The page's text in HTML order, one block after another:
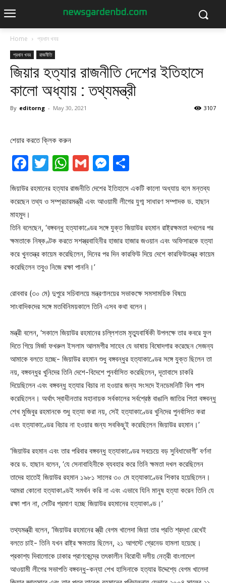
Home প্রধান খবর
প্রধান খবর রাজনীতি
জিয়ার হত্যার রাজনীতি দেশের ইতিহাসে
কালো অধ্যায় : তথ্যমন্ত্রী
By editorng - May 30, 2021 3107
শেয়ার করতে ক্লিক করুন
Facebook
Twitter
WhatsApp
GmailMessenger
জিয়াউর রহমানের হত্যার রাজনীতি দেশের ইতিহাসে একটি কালো অধ্যায় বলে মন্তব্য
করেছেন তথ্য ও সম্প্রচারমন্ত্রী এবং আওয়ামী লীগের যুগ্ম সাধারণ সম্পাদক ড. হাছান
মাহমুদ।
তিনি বলেছেন, ‘বঙ্গবন্ধু হত্যাকাণ্ডের সঙ্গে যুক্ত জিয়াউর রহমান রাষ্ট্রক্ষমতা দখলের পর
ক্ষমতাকে নিষ্কণ্টক করতে সশস্ত্রবাহিনীর হাজার হাজার জওয়ান এবং অফিসারকে হত্যা
করে খুনতন্ত্র কায়েম করেছিলেন, দিনের পর দিন কারফিউ দিয়ে দেশে কারফিউতন্ত্র কায়েম
করেছিলেন তবুও নিজে রক্ষা পাননি।’
রোববার (৩০ মে) দুপুরে সচিবালয়ে মন্ত্রণালয়ের সভাকক্ষে সমসাময়িক বিষয়ে
সাংবাদিকদের সঙ্গে মতবিনিময়কালে তিনি এসব কথা বলেন।
মন্ত্রী বলেন, ‘সকালে জিয়াউর রহমানের চল্লিশতম মৃত্যুবার্ষিকী উপলক্ষে তার কবরে ফুল
দিতে গিয়ে মির্জা ফখরুল ইসলাম আলমগীর সাহেব যে ভাষায় বিষোদগার করেছেন সেজন্য
আমাকে বলতে হচ্ছে- জিয়াউর রহমান শুধু বঙ্গবন্ধুর হত্যাকাণ্ডের সঙ্গে যুক্ত ছিলেন তা
নয়, বঙ্গবন্ধুর খুনিদের তিনি দেশে-বিদেশে পুনর্বাসিত করেছিলেন, দূতাবাসে চাকরি
দিয়েছিলেন এবং বঙ্গবন্ধু হত্যার বিচার না হওয়ার জন্য সংসদে ইনডেমনিটি বিল পাস
করেছিলেন। অর্থাৎ স্বাধীনতার মহানায়ক সর্বকালের সর্বশ্রেষ্ঠ বাঙালি জাতির পিতা বঙ্গবন্ধু
শেখ মুজিবুর রহমানকে শুধু হত্যা করা নয়, সেই হত্যাকাণ্ডের খুনিদের পুনর্বাসিত করা
এবং হত্যাকাণ্ডের বিচার না হওয়ার জন্য সবকিছুই করেছিলেন জিয়াউর রহমান।’
‘জিয়াউর রহমান এবং তার পরিবার বঙ্গবন্ধু হত্যাকাণ্ডের সবচেয়ে বড় সুবিধাভোগী’ বর্ণনা
করে ড. হাছান বলেন, ‘যে সেনাবাহিনীকে ব্যবহার করে তিনি ক্ষমতা দখল করেছিলেন
তাদের হাতেই জিয়াউর রহমান ১৯৮১ সালের ৩০ মে হত্যাকাণ্ডের শিকার হয়েছিলেন।
আমরা কোনো হত্যাকাণ্ডই সমর্থন করি না এবং এভাবে যিনি মানুষ হত্যা করেন তিনি যে
রক্ষা পান না, সেটির প্রমাণ হচ্ছে জিয়াউর রহমানের হত্যাকাণ্ড।’
তথ্যমন্ত্রী বলেন, ‘জিয়াউর রহমানের স্ত্রী বেগম খালেদা জিয়া তার প্রতি শ্রদ্ধা রেখেই
বলতে চাই- তিনি যখন রাষ্ট্র ক্ষমতায় ছিলেন, ২১ আগস্টে গ্রেনেড হামলা হয়েছে।
প্রকাশ্য দিবালোকে ঢাকার প্রাণকেন্দ্রে তৎকালীন বিরোধী দলীয় নেত্রী বাংলাদেশ
আওয়ামী লীগের সভাপতি বঙ্গবন্ধু-কন্যা শেখ হাসিনাকে হত্যার উদ্দেশ্যে বেগম খালেদা